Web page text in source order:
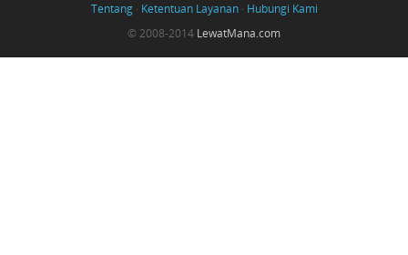
Tentang· Ketentuan Layanan· Hubungi Kami
© 2008-2014 LewatMana.com